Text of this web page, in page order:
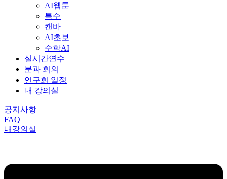
AI웹툰
특수
캔바
AI초보
수학AI
실시간연수
분과 회의
연구회 일정
내 강의실
공지사항
FAQ
내강의실